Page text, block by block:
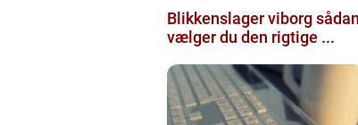
Blikkenslager viborg sådan
vælger du den rigtige ...